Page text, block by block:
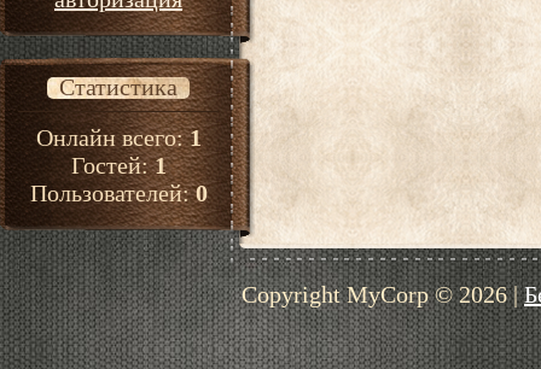
Статистика
Онлайн всего:1
Гостей:1
Пользователей:0
Copyright MyCorp © 2026|